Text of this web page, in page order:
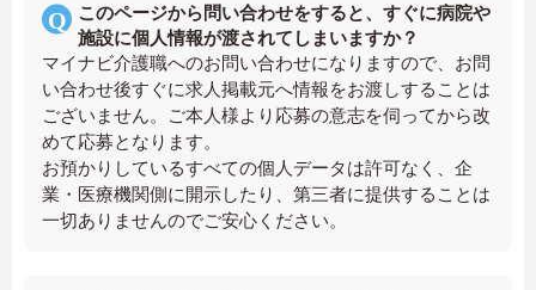
このページから問い合わせをすると、すぐに病院や
施設に個人情報が渡されてしまいますか？
マイナビ介護職へのお問い合わせになりますので、お問
い合わせ後すぐに求人掲載元へ情報をお渡しすることは
ございません。ご本人様より応募の意志を伺ってから改
めて応募となります。
お預かりしているすべての個人データは許可なく、企
業・医療機関側に開示したり、第三者に提供することは
一切ありませんのでご安心ください。